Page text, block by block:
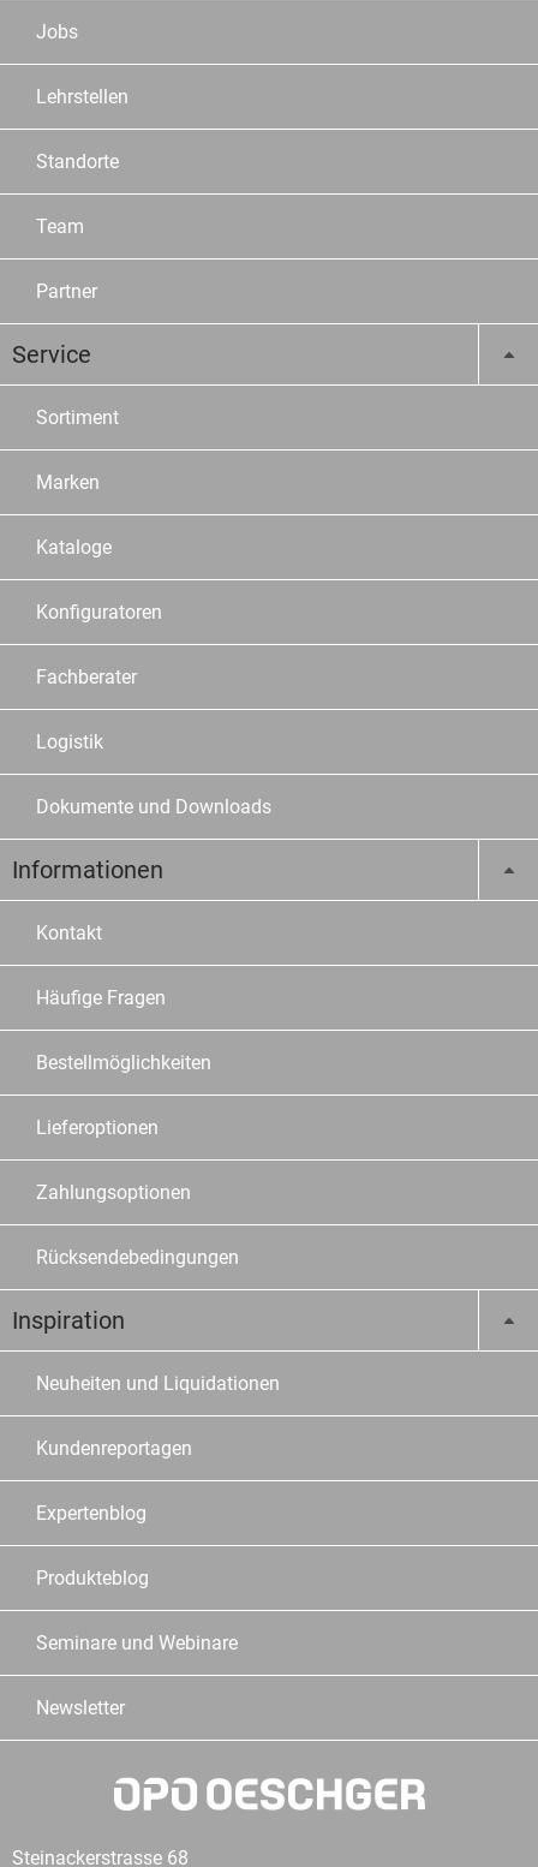
Jobs
Lehrstellen
Standorte
Team
Partner
Service
Sortiment
Marken
Kataloge
Konfiguratoren
Fachberater
Logistik
Dokumente und Downloads
Informationen
Kontakt
Häufige Fragen
Bestellmöglichkeiten
Lieferoptionen
Zahlungsoptionen
Rücksendebedingungen
Inspiration
Neuheiten und Liquidationen
Kundenreportagen
Expertenblog
Produkteblog
Seminare und Webinare
Newsletter
Steinackerstrasse 68